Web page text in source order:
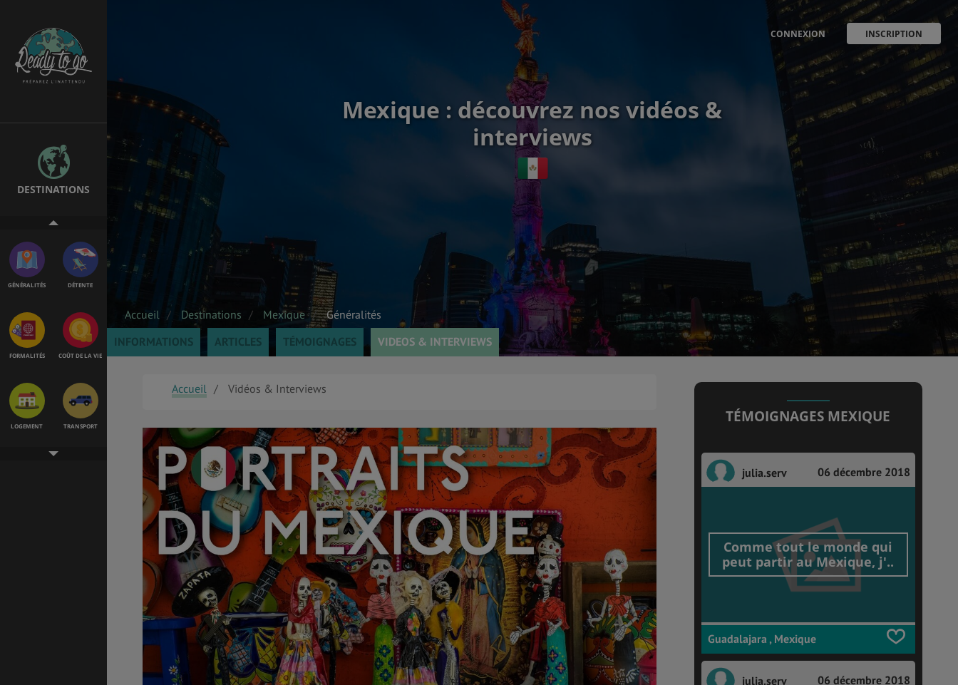
DESTINATIONS
EMPLOIS &
STAGES
BONS PLANS
GÉNÉRALITÉS DÉTENTE
FORMALITÉS COÛT DE LA VIE
LOGEMENT TRANSPORT
CONNEXION INSCRIPTION
Mexique : découvrez nos vidéos &
interviews
Accueil Destinations Mexique
Généralités
INFORMATIONS
ARTICLES TÉMOIGNAGES VIDEOS & INTERVIEWS
Accueil Vidéos & Interviews
TÉMOIGNAGES MEXIQUE
julia.serv 06 décembre 2018
Comme tout le monde qui
peut partir au Mexique, j'..
Guadalajara , Mexique
julia.serv 06 décembre 2018